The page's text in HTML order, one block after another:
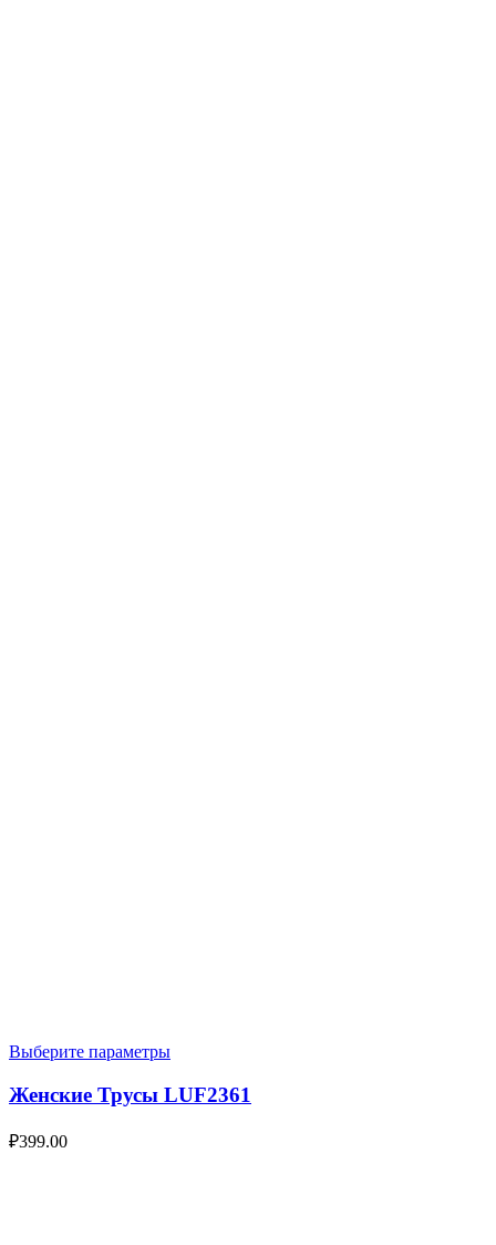
Выберите параметры
Женские Трусы LUF2361
₽399.00